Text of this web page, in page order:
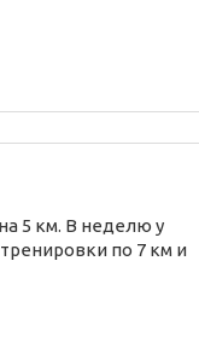
5 км. В неделю у
по 7 км и